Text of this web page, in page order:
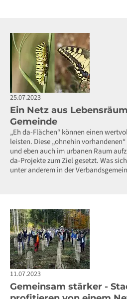
25.07.2023
Ein Netz aus
Gemeinde
„Eh da-Flächen“ können einen
leisten. Diese „ohnehin
und eben auch im urbanen Raum
da-Projekte zum Ziel gesetzt. Was
unter anderem in der
11.07.2023
Gemeinsam stärker -